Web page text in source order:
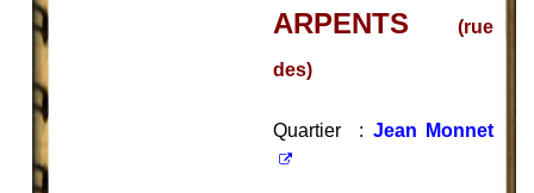
ARPENTS
(rue
des)
Quartier : Jean Monnet